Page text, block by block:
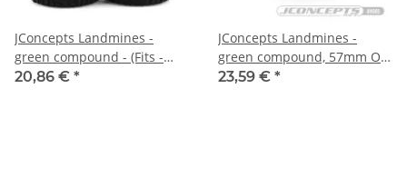
JConcepts Landmines -
green compound - (Fits -
1.0" SCX24 wheel)
20,86 € *
JConcepts Landmines -
green compound, 57mm OD
(Fits - #3446 Shuttle wheel &
23,59 € *